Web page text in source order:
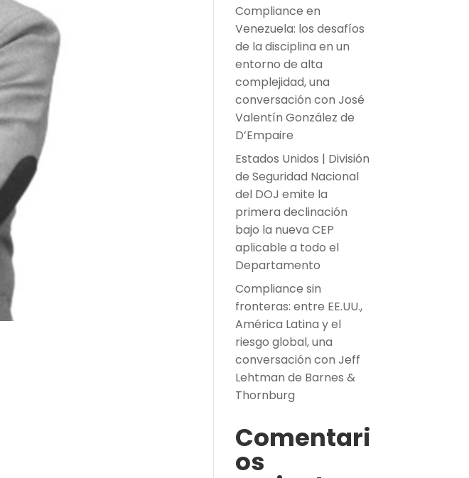
Compliance en
Venezuela: los desafíos
de la disciplina en un
entorno de alta
complejidad, una
conversación con José
Valentín González de
D’Empaire
Estados Unidos | División
de Seguridad Nacional
del DOJ emite la
primera declinación
bajo la nueva CEP
aplicable a todo el
Departamento
Compliance sin
fronteras: entre EE.UU.,
América Latina y el
riesgo global, una
conversación con Jeff
Lehtman de Barnes &
Thornburg
Comentari
os